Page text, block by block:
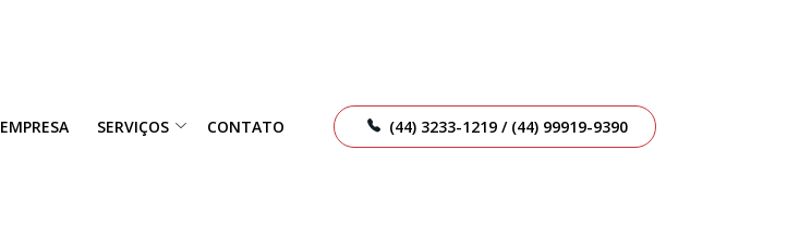
EMPRESA SERVIÇOS CONTATO (44) 3233-1219 / (44) 99919-9390